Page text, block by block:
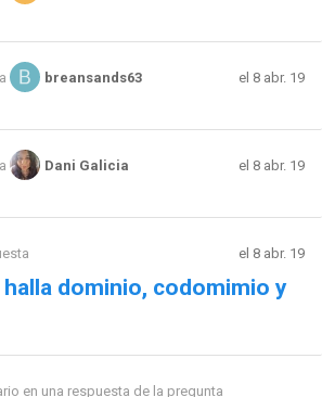
breansands63 el 8 abr. 19
Dani Galicia el 8 abr. 19
el 8 abr. 19
dominio, codomimio y
en una respuesta de la pregunta